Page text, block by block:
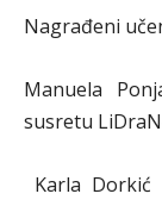
Nagrađeni
Manuela
susretu
Karla Dorkić